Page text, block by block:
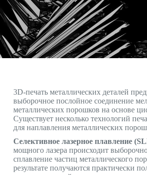
3D-печать металлических деталей
выборочное послойное соединение
металлических порошков на основе
Существует несколько технологий
для наплавления металлических
Селективное лазерное плавление
мощного лазера происходит
сплавление частиц металлического
результате получаются практически